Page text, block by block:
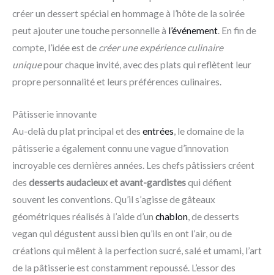
créer un dessert spécial en hommage à l’hôte de la soirée
peut ajouter une touche personnelle à l’événement. En fin de
compte, l’idée est de créer une expérience culinaire
uniquepour chaque invité, avec des plats qui reflètent leur
propre personnalité et leurs préférences culinaires.
Pâtisserie innovante
Au-delà du plat principal et des entrées, le domaine de la
pâtisserie a également connu une vague d’innovation
incroyable ces dernières années. Les chefs pâtissiers créent
des desserts audacieux et avant-gardistesqui défient
souvent les conventions. Qu’il s’agisse de gâteaux
géométriques réalisés à l’aide d’un chablon, de desserts
vegan qui dégustent aussi bien qu’ils en ont l’air, ou de
créations qui mêlent à la perfection sucré, salé et umami, l’art
de la pâtisserie est constamment repoussé. L’essor des